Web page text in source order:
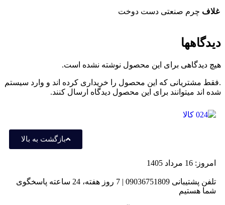
غلاف چرم صنعتی دست دوخت
دیدگاهها
هیچ دیدگاهی برای این محصول نوشته نشده است.
.فقط مشتریانی که این محصول را خریداری کرده اند و وارد سیستم
شده اند میتوانند برای این محصول دیدگاه ارسال کنند.
بازگشت به بالا
امروز: 16 مرداد 1405
تلفن پشتیبانی 09036751809 | 7 روز هفته، 24 ساعته پاسخگوی
شما هستیم